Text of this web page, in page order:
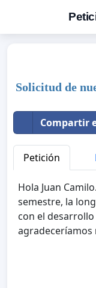
Solicitud de
Compartir
Petición
Hola Juan
semestre, la
con el
agradeceríamos